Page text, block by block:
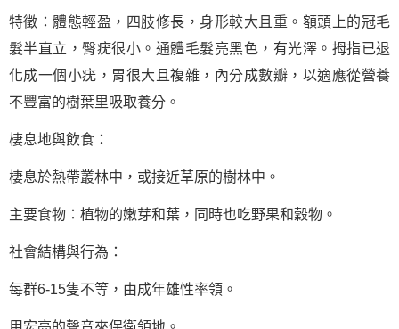
特徵：體態輕盈，四肢修長，身形較大且重。額頭上的冠毛
髮半直立，臀疣很小。通體毛髮亮黑色，有光澤。拇指已退
化成一個小疣，胃很大且複雜，內分成數瓣，以適應從營養
不豐富的樹葉里吸取養分。
棲息地與飲食：
棲息於熱帶叢林中，或接近草原的樹林中。
主要食物：植物的嫩芽和葉，同時也吃野果和穀物。
社會結構與行為：
每群6-15隻不等，由成年雄性率領。